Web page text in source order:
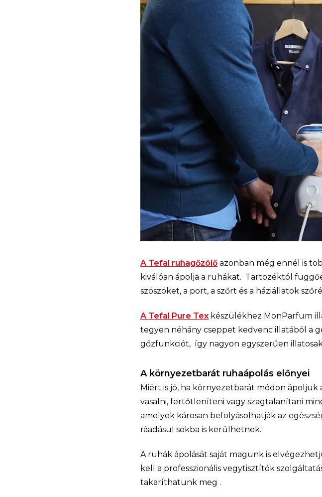
A Tefal ruhagőzölő azonban még ennél is
kiválóan ápolja a ruhákat. Tartozéktól
szöszöket, a port, a szőrt és a háziállatok
A Tefal Pure Tex készülékhez MonParfum
tegyen néhány cseppet kedvenc illatából a
gőzfunkciót, így nagyon egyszerűen
A környezetbarát ruhaápolás előnyei
Miért is jó, ha környezetbarát módon
vasalni, fertőtleníteni vagy szagtalanítani
amelyek károsan befolyásolhatják az
ráadásul sokba is kerülhetnek.
A ruhák ápolását saját magunk is
kell a professzionális vegytisztítók
takaríthatunk meg .